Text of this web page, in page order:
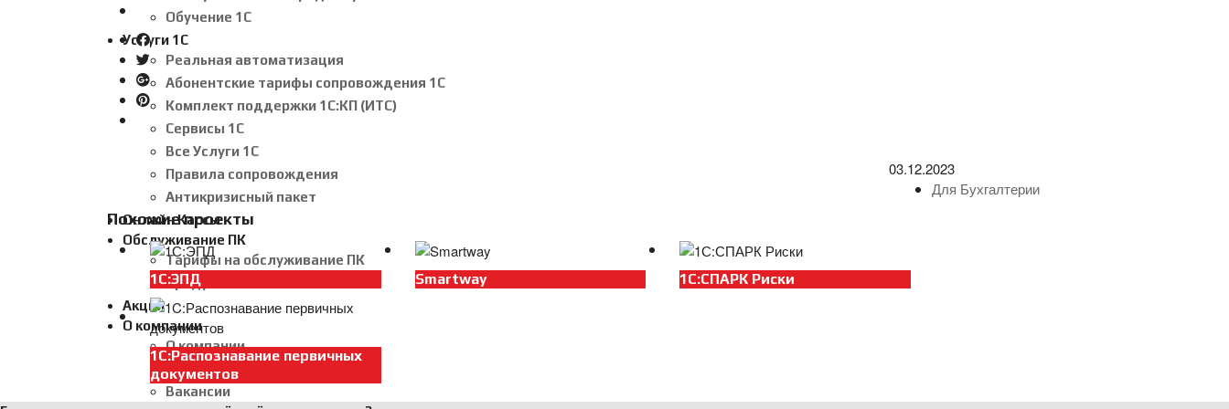
Обучение 1С
Услуги 1С
Реальная автоматизация
Абонентские тарифы сопровождения 1С
Комплект поддержки 1С:КП (ИТС)
Сервисы 1С
Все Услуги 1С
Правила сопровождения
Антикризисный пакет
Онлайн Кассы
Обслуживание ПК
Тарифы на обслуживание ПК
Продукты Dr.Web
Акции
О компании
О компании
Отзывы о нас
Вакансии
03.12.2023
Для Бухгалтерии
Похожие проекты
1С:ЭПД Smartway 1С:СПАРК Риски
1C:Распознавание первичных
документов